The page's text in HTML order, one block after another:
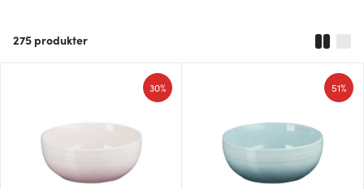
275 produkter
30% 51%